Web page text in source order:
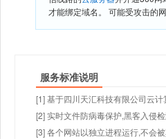
才能绑定域名。 可能受攻击的
服务标准说明
[1] 基于四川天汇科技有限公司云
[2] 实时文件防病毒保护,黑客入侵
[3] 各个网站以独立进程运行,不会